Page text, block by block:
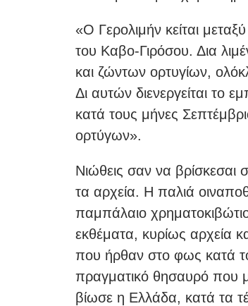
«O Γερολιμήν κείται
του Καβο-Γιρόσου. Δια
και ζώντων ορτυγίων,
Δι αυτών διενεργείται το
κατά τους μήνες
ορτύγων».
Νιώθεις σαν να βρίσκεσαι
τα αρχεία. Η παλιά
παμπάλαιο
εκθέματα, κυρίως αρχεία
που ήρθαν στο φως κατά
πραγματικό θησαυρό που
βίωσε η Ελλάδα, κατά τα